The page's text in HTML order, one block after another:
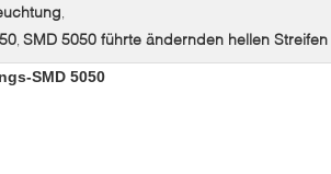
,
, SMD 5050 führte ändernden hellen Streifen
SMD 5050